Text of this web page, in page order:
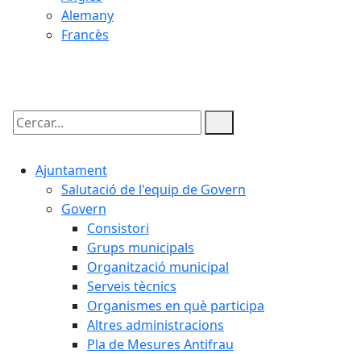
Alemany
Francès
Cercar:
Ajuntament
Salutació de l'equip de Govern
Govern
Consistori
Grups municipals
Organització municipal
Serveis tècnics
Organismes en què participa
Altres administracions
Pla de Mesures Antifrau